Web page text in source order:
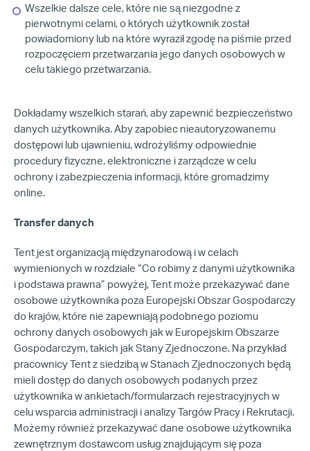
Wszelkie dalsze cele, które nie są niezgodne z
pierwotnymi celami, o których użytkownik został
powiadomiony lub na które wyraził zgodę na piśmie przed
rozpoczęciem przetwarzania jego danych osobowych w
celu takiego przetwarzania.
Dokładamy wszelkich starań, aby zapewnić bezpieczeństwo
danych użytkownika. Aby zapobiec nieautoryzowanemu
dostępowi lub ujawnieniu, wdrożyliśmy odpowiednie
procedury fizyczne, elektroniczne i zarządcze w celu
ochrony i zabezpieczenia informacji, które gromadzimy
online.
Transfer danych
Tent jest organizacją międzynarodową i w celach
wymienionych w rozdziale “Co robimy z danymi użytkownika
i podstawa prawna” powyżej, Tent może przekazywać dane
osobowe użytkownika poza Europejski Obszar Gospodarczy
do krajów, które nie zapewniają podobnego poziomu
ochrony danych osobowych jak w Europejskim Obszarze
Gospodarczym, takich jak Stany Zjednoczone. Na przykład
pracownicy Tent z siedzibą w Stanach Zjednoczonych będą
mieli dostęp do danych osobowych podanych przez
użytkownika w ankietach/formularzach rejestracyjnych w
celu wsparcia administracji i analizy Targów Pracy i Rekrutacji.
Możemy również przekazywać dane osobowe użytkownika
zewnętrznym dostawcom usług znajdującym się poza